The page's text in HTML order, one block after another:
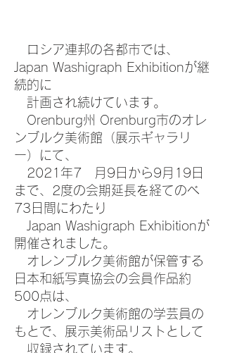
ロシア連邦の各都市では、
Japan Washigraph Exhibitionが継
続的に
計画され続けています。
Orenburg州 Orenburg市のオレ
ンブルク美術館（展示ギャラリ
ー）にて、
2021年7 月9日から9月19日
まで、2度の会期延長を経てのべ
73日間にわたり
Japan Washigraph Exhibitionが
開催されました。
オレンブルク美術館が保管する
日本和紙写真協会の会員作品約
500点は、
オレンブルク美術館の学芸員の
もとで、展示美術品リストとして
収録されています。